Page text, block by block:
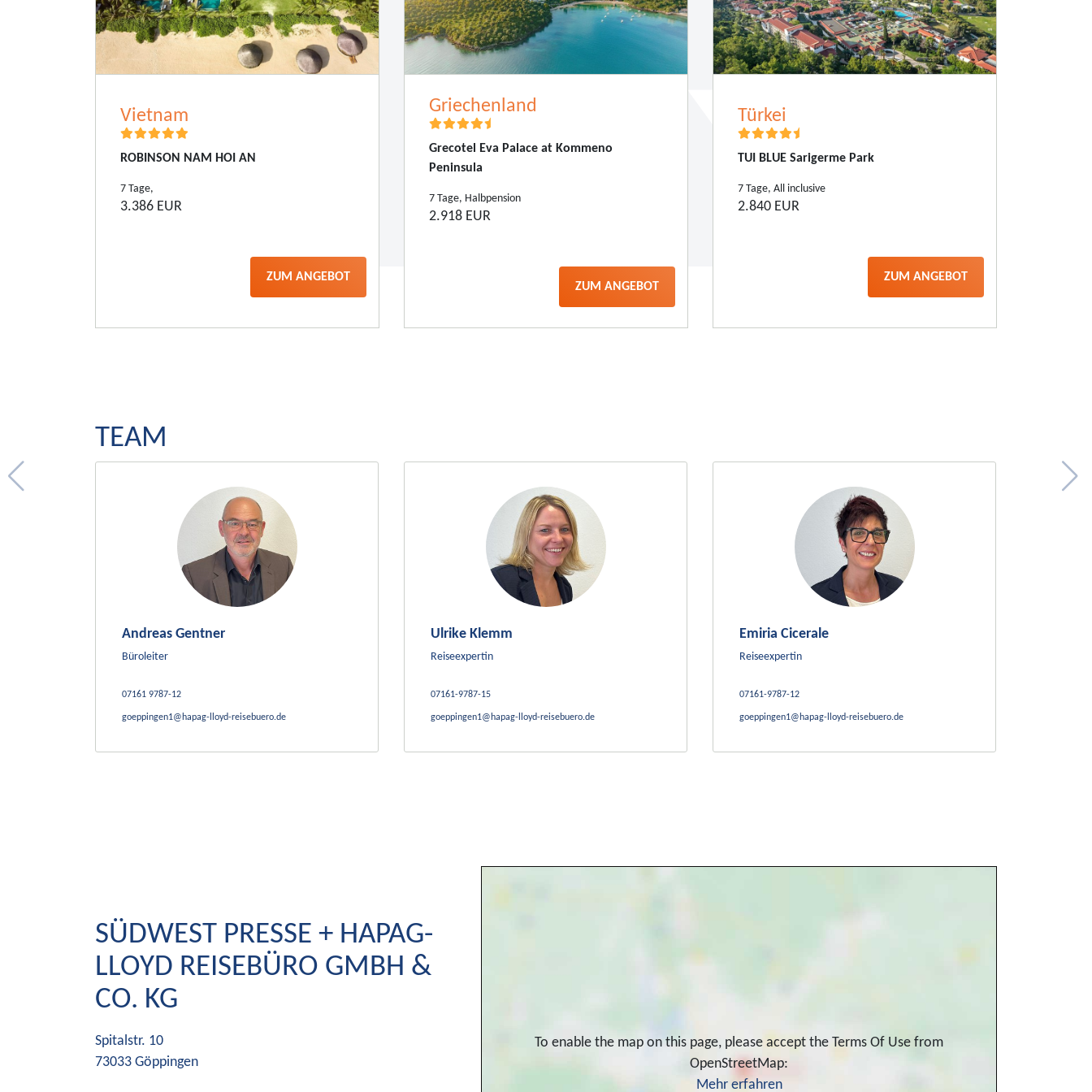
Vietnam
ROBINSON NAM HOI AN
7 Tage,
3.386 EUR
ZUM ANGEBOT
Griechenland
Grecotel Eva Palace at Kommeno
Peninsula
7 Tage, Halbpension
2.918 EUR
ZUM ANGEBOT
Türkei
TUI BLUE Sarigerme Park
7 Tage, All inclusive
2.840 EUR
ZUM ANGEBOT
TEAM
Andreas Gentner
Büroleiter
07161 9787-12
goeppingen1@hapag-lloyd-reisebuero.de
Ulrike Klemm
Reiseexpertin
07161-9787-15
goeppingen1@hapag-lloyd-reisebuero.de
Emiria Cicerale
Reiseexpertin
07161-9787-12
goeppingen1@hapag-lloyd-reisebuero.de
To enable the map on this page, please accept the Terms Of Use from
OpenStreetMap:
Mehr erfahren
SÜDWEST PRESSE + HAPAG-
LLOYD REISEBÜRO GMBH &
CO. KG
Spitalstr. 10
73033 Göppingen